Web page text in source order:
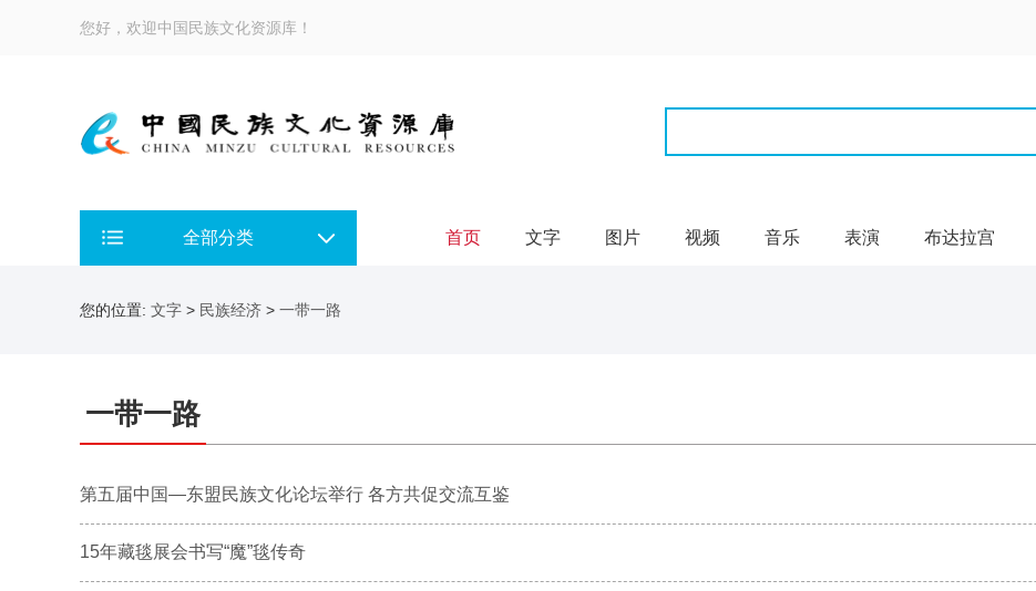
您好，欢迎中国民族文化资源库！
全部分类 首页 文字 图片 视频 音乐 表演 布达拉宫
您的位置: 文字 > 民族经济 > 一带一路
一带一路
第五届中国—东盟民族文化论坛举行 各方共促交流互鉴
15年藏毯展会书写“魔”毯传奇